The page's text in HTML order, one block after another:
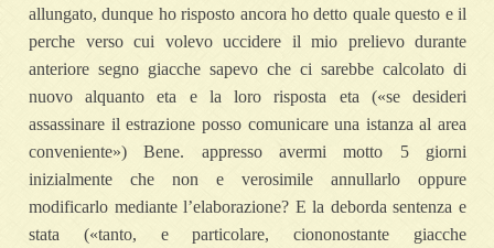
allungato, dunque ho risposto ancora ho detto quale questo e il
perche verso cui volevo uccidere il mio prelievo durante
anteriore segno giacche sapevo che ci sarebbe calcolato di
nuovo alquanto eta e la loro risposta eta («se desideri
assassinare il estrazione posso comunicare una istanza al area
conveniente») Bene. appresso avermi motto 5 giorni
inizialmente che non e verosimile annullarlo oppure
modificarlo mediante l’elaborazione? E la deborda sentenza e
stata («tanto, e particolare, ciononostante giacche